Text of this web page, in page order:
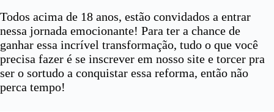
Todos acima de 18 anos, estão convidados a entrar
nessa jornada emocionante! Para ter a chance de
ganhar essa incrível transformação, tudo o que você
precisa fazer é se inscrever em nosso site e torcer pra
ser o sortudo a conquistar essa reforma, então não
perca tempo!